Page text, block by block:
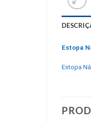
Estopa
Estopa